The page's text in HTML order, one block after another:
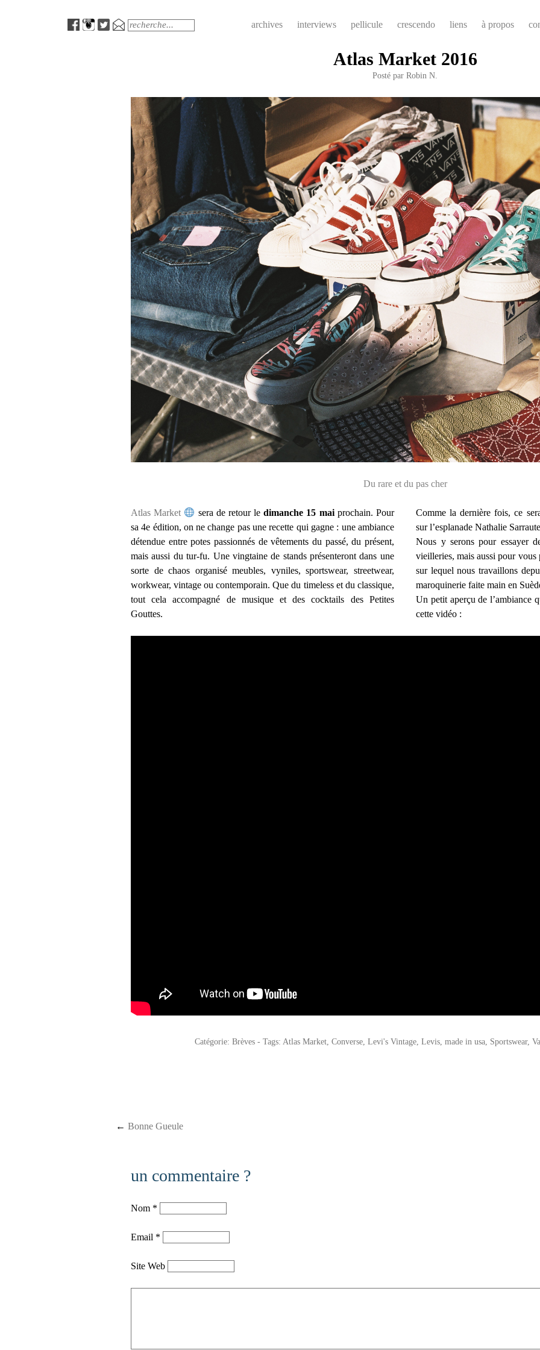
MenuSearch archives interviews pellicule crescendo liens à propos
Atlas Market 2016
Posté par Robin N.
Du rare et du pas cher
Atlas Market sera de retour ledimanche 15 maiprochain. Pour
sa 4e édition, on ne change pas une recette qui gagne : une ambiance
détendue entre potes passionnés de vêtements du passé, du présent,
mais aussi du tur-fu. Une vingtaine de stands présenteront dans une
sorte de chaos organisé meubles, vyniles, sportswear, streetwear,
workwear, vintage ou contemporain. Que du timeless et du classique,
tout cela accompagné de musique et des cocktails des Petites
Gouttes.
Comme la dernière fois, ce
sur l’esplanade Nathalie
Nous y serons pour essayer
vieilleries, mais aussi pour vous
sur lequel nous travaillons
maroquinerie faite main en
Un petit aperçu de l’ambiance
cette vidéo :
Catégorie: Brèves- Tags: Atlas Market, Converse, Levi's Vintage, Levis, made in usa, Sportswear,
Post navigation
← Bonne Gueule
un commentaire ?
Nom *
Email *
Site Web